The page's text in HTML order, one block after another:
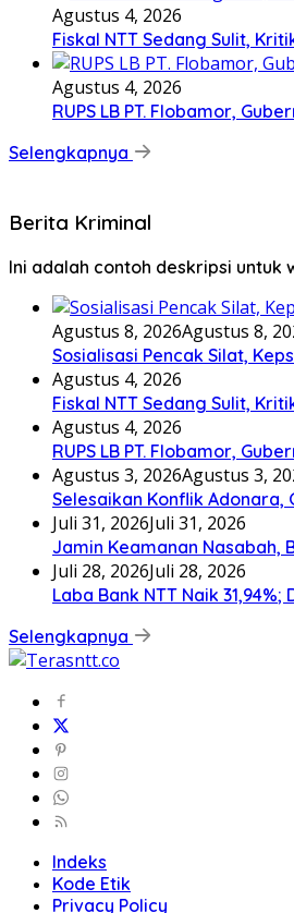
Agustus 4, 2026
Fiskal NTT Sedang Sulit,
Agustus 4, 2026
RUPS LB PT. Flobamor,
Selengkapnya
Berita Kriminal
Ini adalah contoh deskripsi
Agustus 8, 2026Agustus 8,
Sosialisasi Pencak Silat,
Agustus 4, 2026
Fiskal NTT Sedang Sulit,
Agustus 4, 2026
RUPS LB PT. Flobamor,
Agustus 3, 2026Agustus 3,
Selesaikan Konflik Adonara,
Juli 31, 2026Juli 31, 2026
Jamin Keamanan Nasabah,
Juli 28, 2026Juli 28, 2026
Laba Bank NTT Naik
Selengkapnya
Indeks
Kode Etik
Privacy Policy